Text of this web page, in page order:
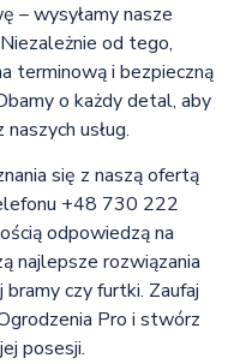
– wysyłamy nasze
od tego,
terminową i bezpieczną
o każdy detal, aby
usług.
się z naszą ofertą
+48 730 222
odpowiedzą na
najlepsze rozwiązania
czy furtki. Zaufaj
Pro i stwórz
posesji.